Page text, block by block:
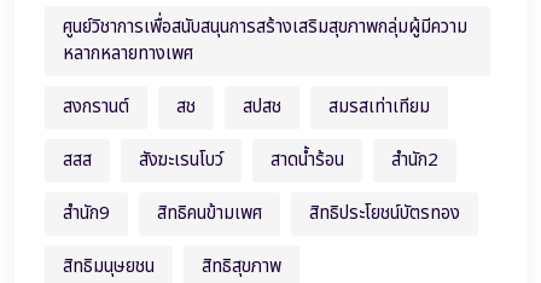
ศูนย์วิชาการเพื่อสนับสนุนการสร้างเสริมสุขภาพกลุ่มผู้มีความ
หลากหลายทางเพศ
สงกรานต์
สช สปสช
สมรสเท่าเทียม
สสส
สังฆะเรนโบว์ สาดน้ำร้อน
สำนัก2
สำนัก9
สิทธิคนข้ามเพศ
สิทธิประโยชน์บัตรทอง
สิทธิมนุษยชน
สิทธิสุขภาพ